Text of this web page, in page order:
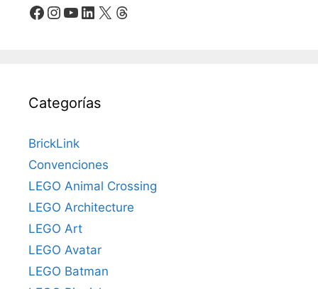
Facebook
Instagram
YouTube
LinkedIn
X Threads
Categorías
BrickLink
Convenciones
LEGO Animal Crossing
LEGO Architecture
LEGO Art
LEGO Avatar
LEGO Batman